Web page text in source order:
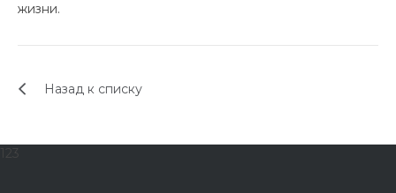
жизни.
Назад к списку
123